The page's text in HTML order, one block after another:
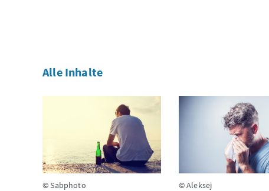
Alle Inhalte
© Sabphoto © Aleksej